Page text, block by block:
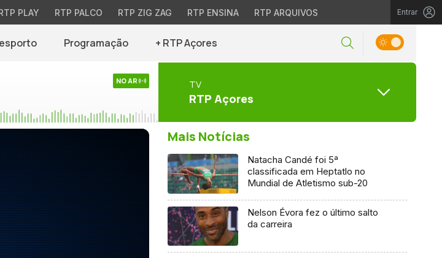
PLAY RTP PALCO RTP ZIG ZAG RTP ENSINA RTP ARQUIVOS Entrar
Programação + RTP Açores
NO AR TV
RTP Açores
Mais Notícias
Natacha Candé foi 5ª
classificada em Heptatlo no
Mundial de Atletismo sub-20
Nelson Évora fez o último salto
da carreira